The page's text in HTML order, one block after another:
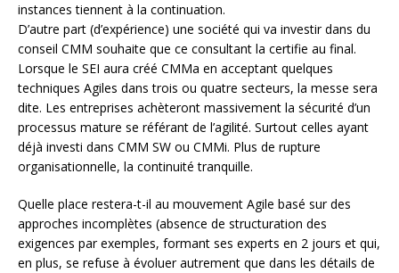
instances tiennent à la continuation.
D’autre part (d’expérience) une société qui va investir dans du
conseil CMM souhaite que ce consultant la certifie au final.
Lorsque le SEI aura créé CMMa en acceptant quelques
techniques Agiles dans trois ou quatre secteurs, la messe sera
dite. Les entreprises achèteront massivement la sécurité d’un
processus mature se référant de l’agilité. Surtout celles ayant
déjà investi dans CMM SW ou CMMi. Plus de rupture
organisationnelle, la continuité tranquille.
Quelle place restera-t-il au mouvement Agile basé sur des
approches incomplètes (absence de structuration des
exigences par exemples, formant ses experts en 2 jours et qui,
en plus, se refuse à évoluer autrement que dans les détails de